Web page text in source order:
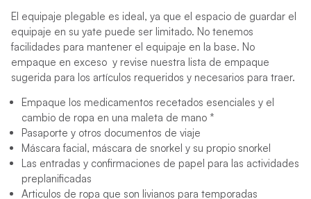
El equipaje plegable es ideal, ya que el espacio de guardar el
equipaje en su yate puede ser limitado. No tenemos
facilidades para mantener el equipaje en la base. No
empaque en exceso y revise nuestra lista de empaque
sugerida para los artículos requeridos y necesarios para traer.
Empaque los medicamentos recetados esenciales y el
cambio de ropa en una maleta de mano *
Pasaporte y otros documentos de viaje
Máscara facial, máscara de snorkel y su propio snorkel
Las entradas y confirmaciones de papel para las actividades
preplanificadas
Articulos de ropa que son livianos para temporadas